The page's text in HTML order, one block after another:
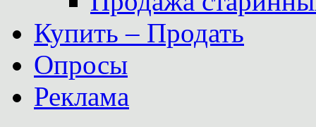
Купить – Продать
Опросы
Реклама